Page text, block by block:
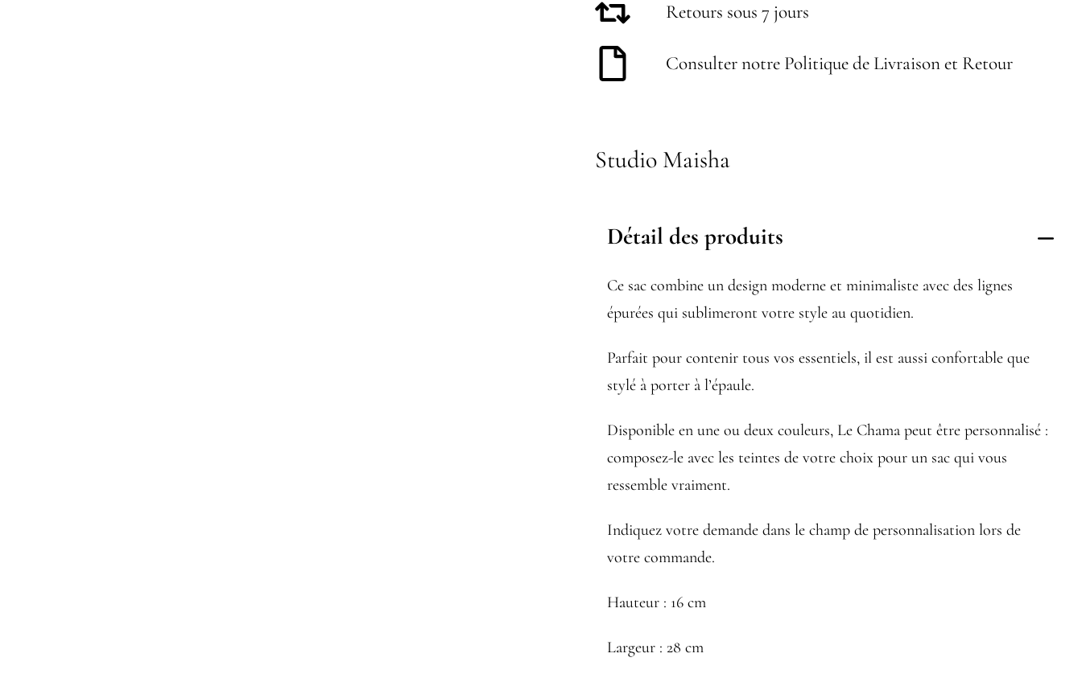
Retours sous 7 jours
Consulter notre Politique de Livraison et Retour
Studio Maisha
Détail des produits
Ce sac combine un design moderne et minimaliste avec des lignes
épurées qui sublimeront votre style au quotidien.
Parfait pour contenir tous vos essentiels, il est aussi confortable que
stylé à porter à l’épaule.
Disponible en une ou deux couleurs, Le Chama peut être personnalisé :
composez-le avec les teintes de votre choix pour un sac qui vous
ressemble vraiment.
Indiquez votre demande dans le champ de personnalisation lors de
votre commande.
Hauteur : 16 cm
Largeur : 28 cm